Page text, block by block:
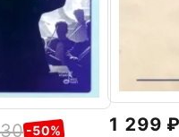
-50% 1 299